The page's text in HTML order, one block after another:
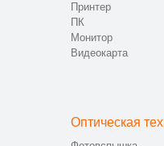
Принтер
ПК
Монитор
Видеокарта
Оптическая